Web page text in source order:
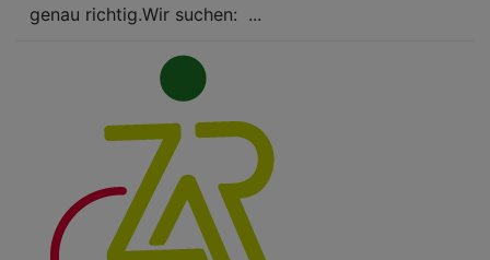
genau richtig.Wir suchen: ...